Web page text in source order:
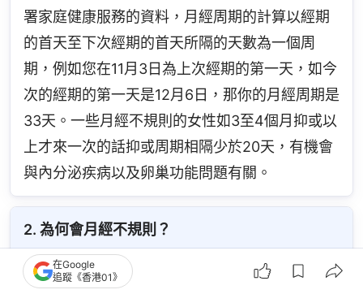
署家庭健康服務的資料，月經周期的計算以經期
的首天至下次經期的首天所隔的天數為一個周
期，例如您在11月3日為上次經期的第一天，如今
次的經期的第一天是12月6日，那你的月經周期是
33天。一些月經不規則的女性如3至4個月抑或以
上才來一次的話抑或周期相隔少於20天，有機會
與內分泌疾病以及卵巢功能問題有關。
2. 為何會月經不規則？
月經不規則原因有機會因為生活習慣不良，作息
在Google
追蹤《香港01》